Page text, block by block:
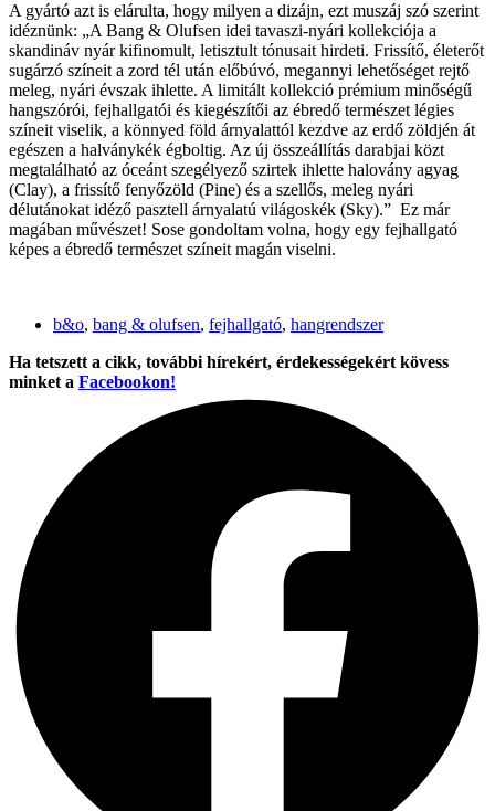
A gyártó azt is elárulta, hogy milyen a dizájn, ezt muszáj szó szerint
idéznünk: „A Bang & Olufsen idei tavaszi-nyári kollekciója a
skandináv nyár kifinomult, letisztult tónusait hirdeti. Frissítő, életerőt
sugárzó színeit a zord tél után előbúvó, megannyi lehetőséget rejtő
meleg, nyári évszak ihlette. A limitált kollekció prémium minőségű
hangszórói, fejhallgatói és kiegészítői az ébredő természet légies
színeit viselik, a könnyed föld árnyalattól kezdve az erdő zöldjén át
egészen a halványkék égboltig. Az új összeállítás darabjai közt
megtalálható az óceánt szegélyező szirtek ihlette halovány agyag
(Clay), a frissítő fenyőzöld (Pine) és a szellős, meleg nyári
délutánokat idéző pasztell árnyalatú világoskék (Sky).” Ez már
magában művészet! Sose gondoltam volna, hogy egy fejhallgató
képes a ébredő természet színeit magán viselni.
b&o, bang & olufsen, fejhallgató, hangrendszer
Ha tetszett a cikk, további hírekért, érdekességekért kövess
minket a Facebookon!